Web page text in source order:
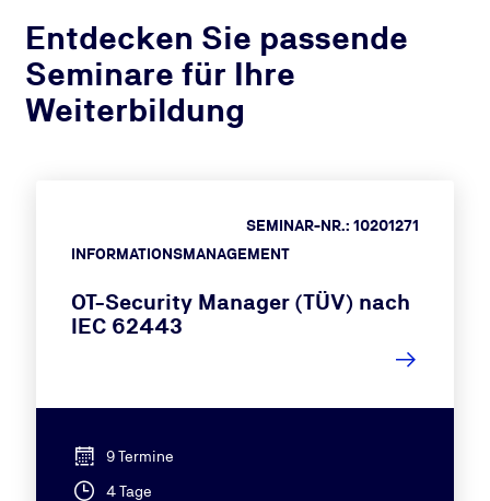
Entdecken Sie passende
Seminare für Ihre
Weiterbildung
INFORMATIONSMANAGEMENT
SEMINAR-NR.: 10201271
OT-Security Manager (TÜV) nach
IEC 62443
9 Termine
4 Tage